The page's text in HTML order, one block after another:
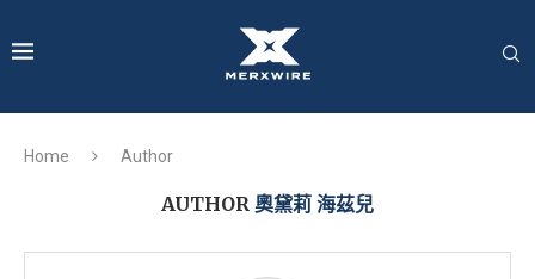
Home Author
AUTHOR 奧黛莉 海茲兒